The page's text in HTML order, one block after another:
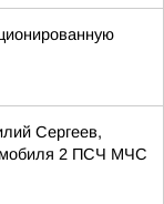
Сергеев,
2 ПСЧ МЧС